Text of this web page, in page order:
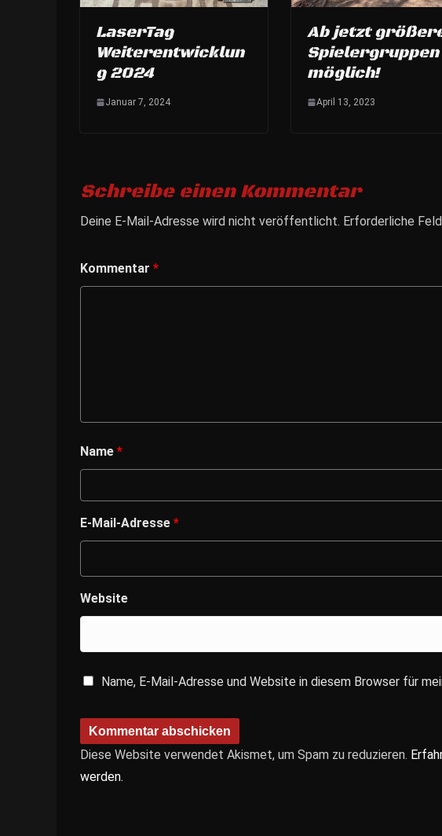
LaserTag
Weiterentwicklun
g 2024
Januar 7, 2024
Ab jetzt
Spielergruppen
möglich!
April 13, 2023
Schreibe einen Kommentar
Deine E-Mail-Adresse wird nicht veröffentlicht. Erforderliche
Kommentar *
Name *
E-Mail-Adresse *
Website
Name, E-Mail-Adresse und Website in diesem Browser für
Diese Website verwendet Akismet, um Spam zu reduzieren.
werden.